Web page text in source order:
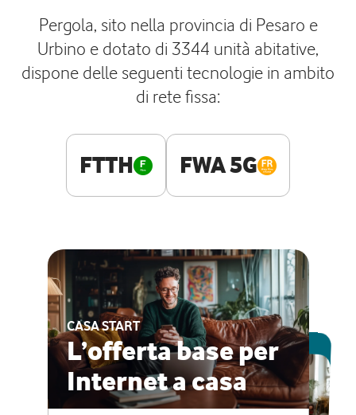
Pergola, sito nella provincia di Pesaro e
Urbino e dotato di 3344 unità abitative,
dispone delle seguenti tecnologie in ambito
di rete fissa:
FTTH FWA 5G
CASA START
L’offerta base per
Internet a casa
ESCLUSIVA ONLINE
CASA PRO